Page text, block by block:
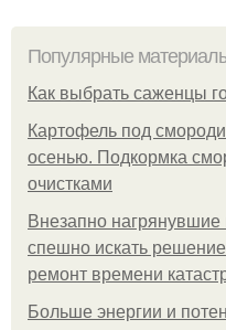
Популярные
Как выбрать саженцы
Картофель под
осенью. Подкормка
очистками
Внезапно нагрянувшие
спешно искать
ремонт времени
Больше энергии и